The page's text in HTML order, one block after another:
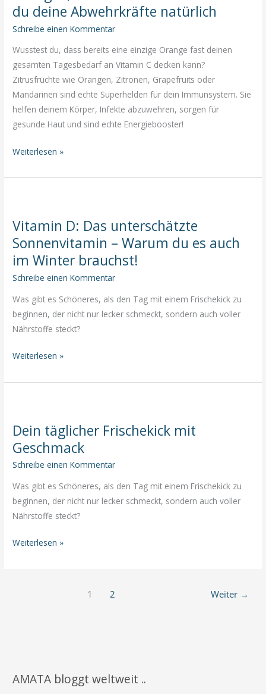
Honig
stärkst
du
dein
Wohlbefinden!
du deine Abwehrkräfte natürlich
Schreibe einen Kommentar
Wusstest du, dass bereits eine einzige Orange fast deinen
gesamten Tagesbedarf an Vitamin C decken kann?
Zitrusfrüchte wie Orangen, Zitronen, Grapefruits oder
Mandarinen sind echte Superhelden für dein Immunsystem. Sie
helfen deinem Körper, Infekte abzuwehren, sorgen für
gesunde Haut und sind echte Energiebooster!
Orangen,
&
stärkst
du
deine
natürlich
Weiterlesen »
Vitamin D: Das unterschätzte
Sonnenvitamin – Warum du es auch
im Winter brauchst!
Schreibe einen Kommentar
Was gibt es Schöneres, als den Tag mit einem Frischekick zu
beginnen, der nicht nur lecker schmeckt, sondern auch voller
Nährstoffe steckt?
Vitamin
Das
–
Warum
du
auch
im
Winter
Weiterlesen »
Dein täglicher Frischekick mit
Geschmack
Schreibe einen Kommentar
Was gibt es Schöneres, als den Tag mit einem Frischekick zu
beginnen, der nicht nur lecker schmeckt, sondern auch voller
Nährstoffe steckt?
Dein
Weiterlesen »
1 2 Weiter →
AMATA bloggt weltweit ..